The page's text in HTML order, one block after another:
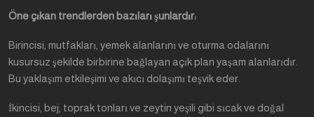
Öne çıkan trendlerden bazıları şunlardır:
Birincisi, mutfakları, yemek alanlarını ve oturma odalarını
kusursuz şekilde birbirine bağlayan açık plan yaşam alanlarıdır.
Bu yaklaşım etkileşimi ve akıcı dolaşımı teşvik eder.
İkincisi, bej, toprak tonları ve zeytin yeşili gibi sıcak ve doğal